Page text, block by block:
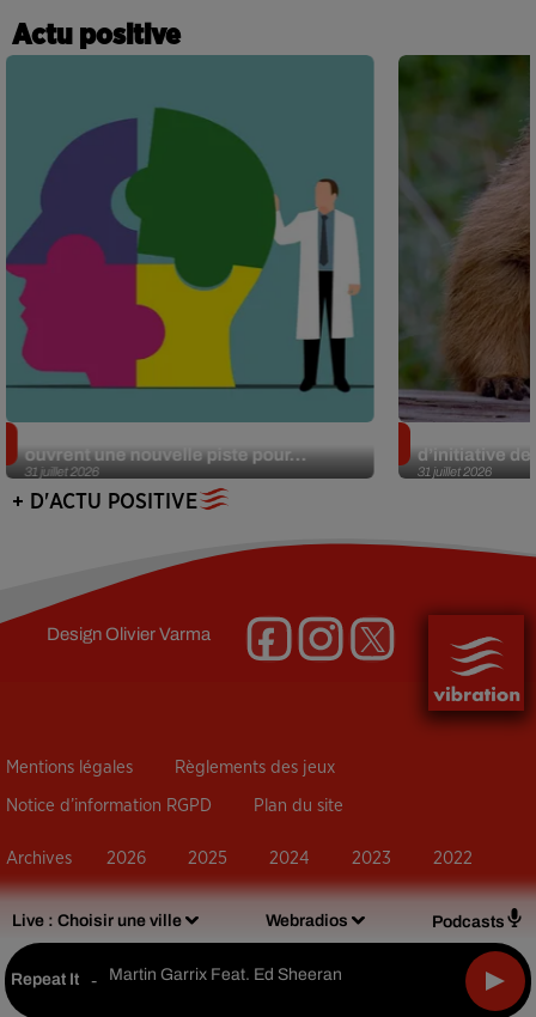
Live : Choisir une ville Webradios Podcasts
Repeat It - Martin Garrix Feat. Ed Sheeran
Actu positive
31 juillet 2026
ouvrent une nouvelle piste pour...
31 juillet 2026
d’initiative
+ D'ACTU POSITIVE
DesignOlivier Varma
Mentions légales Règlements des jeux
Notice d’information RGPD Plan du site
Archives 2026 2025 2024 2023 2022